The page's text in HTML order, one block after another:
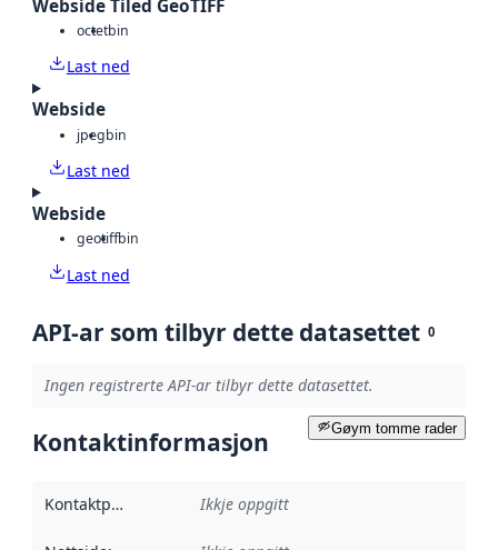
Webside Tiled GeoTIFF
octetbin
Last ned
Webside
jpegbin
Last ned
Webside
geotiffbin
Last ned
API-ar som tilbyr dette datasettet 0
Ingen registrerte API-ar tilbyr dette datasettet.
Gøym tomme rader
Kontaktinformasjon
Kontaktpunkt Ikkje oppgitt